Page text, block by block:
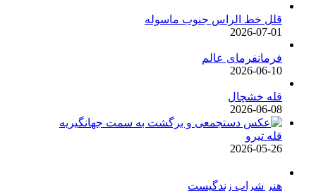
قلل خط الراس جنوب ماسوله
2026-07-01
فرمانفرمای عالم
2026-06-10
قله خشچال
2026-06-08
قله تیرو
2026-05-26
هنر شراب زندگیست